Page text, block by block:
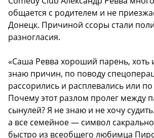
общается с родителем и не
Донецк. Причиной ссоры стали
разногласия.
«Саша Ревва хороший парень, хоть
знаю причин, по поводу
рассорились и расплевались или
Почему этот разлом пролег между
сынулей? Я не знаю и не хочу
а все семейное — символ
быстро из всеобщего любимца